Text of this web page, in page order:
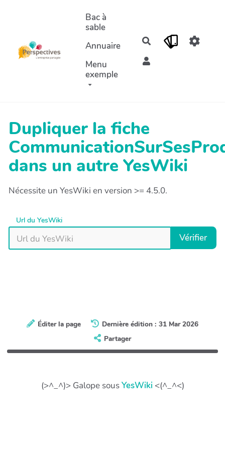
Aller au contenu principal
Bac à
sable
Annuaire
Menu
exemple
Rechercher
Dupliquer la fiche
dans un autre YesWiki
Nécessite un YesWiki en version >= 4.5.0.
Url du YesWiki
Vérifier
Éditer la page
Dernière édition : 31 Mar 2026
Partager
(>^_^)> Galope sousYesWiki <(^_^<)